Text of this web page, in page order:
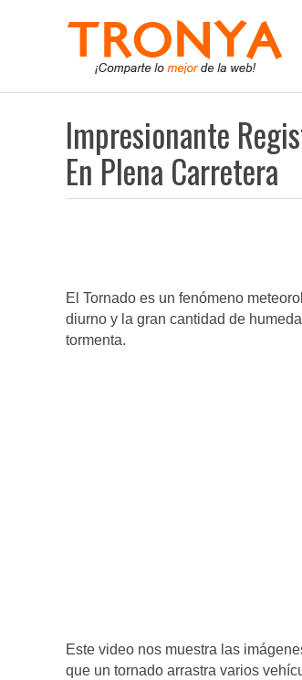
Impresionante
En Plena Carretera
El Tornado es un fenómeno
diurno y la gran cantidad de
tormenta.
Este video nos muestra las
que un tornado arrastra varios